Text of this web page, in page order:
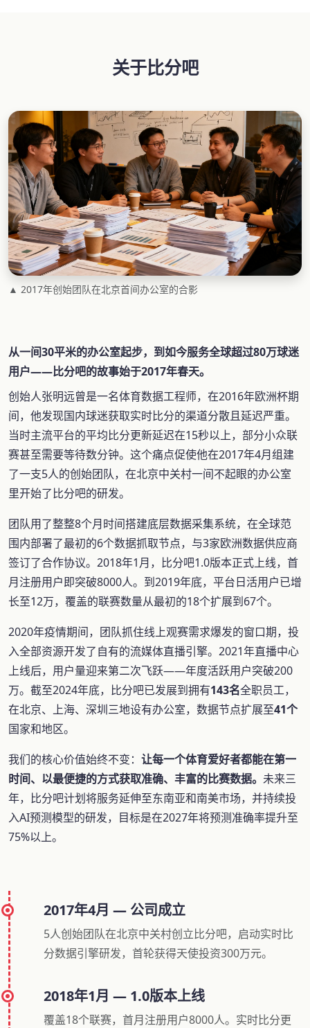
关于比分吧
▲ 2017年创始团队在北京首间办公室的合影
从一间30平米的办公室起步，到如今服务全球超过80万球迷
用户——比分吧的故事始于2017年春天。
创始人张明远曾是一名体育数据工程师，在2016年欧洲杯期
间，他发现国内球迷获取实时比分的渠道分散且延迟严重。
当时主流平台的平均比分更新延迟在15秒以上，部分小众联
赛甚至需要等待数分钟。这个痛点促使他在2017年4月组建
了一支5人的创始团队，在北京中关村一间不起眼的办公室
里开始了比分吧的研发。
团队用了整整8个月时间搭建底层数据采集系统，在全球范
围内部署了最初的6个数据抓取节点，与3家欧洲数据供应商
签订了合作协议。2018年1月，比分吧1.0版本正式上线，首
月注册用户即突破8000人。到2019年底，平台日活用户已增
长至12万，覆盖的联赛数量从最初的18个扩展到67个。
2020年疫情期间，团队抓住线上观赛需求爆发的窗口期，投
入全部资源开发了自有的流媒体直播引擎。2021年直播中心
上线后，用户量迎来第二次飞跃——年度活跃用户突破200
万。截至2024年底，比分吧已发展到拥有143名全职员工，
在北京、上海、深圳三地设有办公室，数据节点扩展至41个
国家和地区。
我们的核心价值始终不变： 让每一个体育爱好者都能在第一
时间、以最便捷的方式获取准确、丰富的比赛数据。 未来三
年，比分吧计划将服务延伸至东南亚和南美市场，并持续投
入AI预测模型的研发，目标是在2027年将预测准确率提升至
75%以上。
2017年4月 — 公司成立
5人创始团队在北京中关村创立比分吧，启动实时比
分数据引擎研发，首轮获得天使投资300万元。
2018年1月 — 1.0版本上线
覆盖18个联赛，首月注册用户8000人。实时比分更